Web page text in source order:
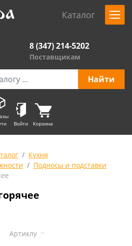
Каталог
8 (347) 214-5202
Поставщикам
Войти Корзина
Кухня
Подносы и подставки
Артиклу